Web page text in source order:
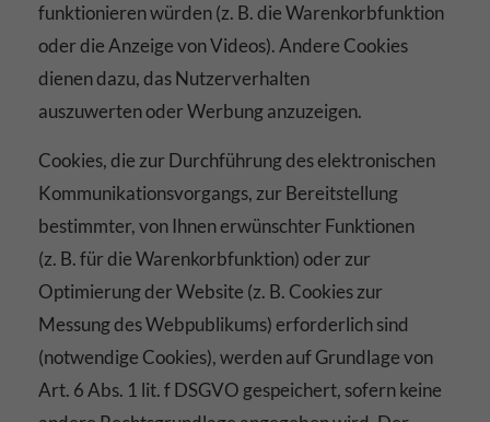
funktionieren würden (z. B. die Warenkorbfunktion
oder die Anzeige von Videos). Andere Cookies
dienen dazu, das Nutzerverhalten
auszuwerten oder Werbung anzuzeigen.
Cookies, die zur Durchführung des elektronischen
Kommunikationsvorgangs, zur Bereitstellung
bestimmter, von Ihnen erwünschter Funktionen
(z. B. für die Warenkorbfunktion) oder zur
Optimierung der Website (z. B. Cookies zur
Messung des Webpublikums) erforderlich sind
(notwendige Cookies), werden auf Grundlage von
Art. 6 Abs. 1 lit. f DSGVO gespeichert, sofern keine